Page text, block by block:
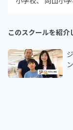
このスクールを紹介